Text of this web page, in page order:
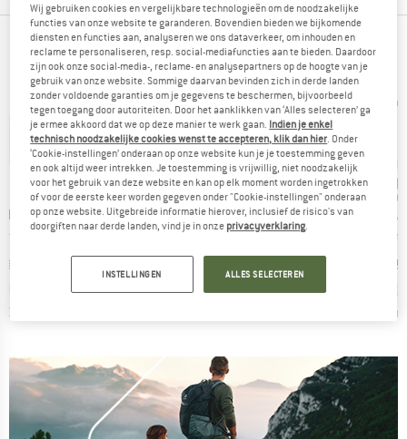
ONZE BESTSELLERS VOOR JOU
prijs
€ 33,71
MERK
SUNDAY AFTERNOONS
Artikel
Ultra Adventure Hat
+3
Korting
-25%
MERK
PATAGONIA
Artikel
P-6 Logo Lopro Trucker Hat
Korting
tot -30%
€ 34,95
Wij gebruiken cookies en vergelijkbare technologieën om de noodzakelijke
functies van onze website te garanderen. Bovendien bieden we bijkomende
diensten en functies aan, analyseren we ons dataverkeer, om inhouden en
reclame te personaliseren, resp. social-mediafuncties aan te bieden. Daardoor
zijn ook onze social-media-, reclame- en analysepartners op de hoogte van je
gebruik van onze website. Sommige daarvan bevinden zich in derde landen
zonder voldoende garanties om je gegevens te beschermen, bijvoorbeeld
tegen toegang door autoriteiten. Door het aanklikken van ‘Alles selecteren’ ga
je ermee akkoord dat we op deze manier te werk gaan. Indien je enkel
technisch noodzakelijke cookies wenst te accepteren, klik dan hier . Onder
‘Cookie-instellingen’ onderaan op onze website kun je je toestemming geven
en ook altijd weer intrekken. Je toestemming is vrijwillig, niet noodzakelijk
voor het gebruik van deze website en kan op elk moment worden ingetrokken
of voor de eerste keer worden gegeven onder "Cookie-instellingen" onderaan
op onze website. Uitgebreide informatie hierover, inclusief de risico's van
doorgiften naar derde landen, vind je in onze privacyverklaring
INSTELLINGEN ALLES SELECTEREN